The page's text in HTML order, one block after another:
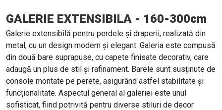
GALERIE EXTENSIBILA - 160-300cm
Galerie extensibilă pentru perdele și draperii, realizată din
metal, cu un design modern și elegant. Galeria este compusă
din două bare suprapuse, cu capete finisate decorativ, care
adaugă un plus de stil și rafinament. Barele sunt susținute de
console montate pe perete, asigurând astfel stabilitate și
funcționalitate. Aspectul general al galeriei este unul
sofisticat, fiind potrivită pentru diverse stiluri de decor